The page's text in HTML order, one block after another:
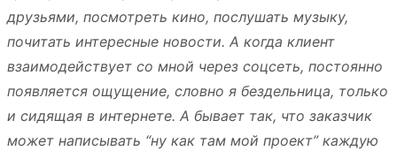
друзьями, посмотреть кино, послушать музыку,
почитать интересные новости. А когда клиент
взаимодействует со мной через соцсеть, постоянно
появляется ощущение, словно я бездельница, только
и сидящая в интернете. А бывает так, что заказчик
может написывать “ну как там мой проект” каждую